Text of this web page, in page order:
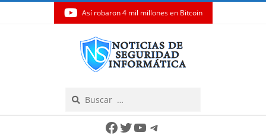
Así robaron 4 mil millones en Bitcoin
Facebook
Twitter
YouTube
Telegram